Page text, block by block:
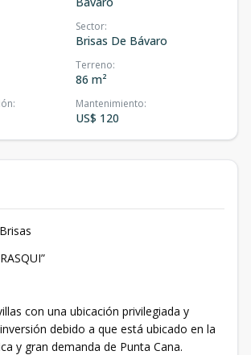
Sector:
Brisas De Bávaro
Terreno:
86 m²
: Mantenimiento:
US$ 120
con una ubicación privilegiada y
debido a que está ubicado en la
y gran demanda de Punta Cana.